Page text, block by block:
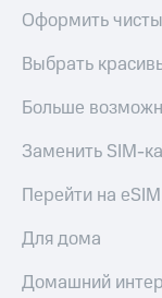
Оформить
Выбрать
Больше
Заменить SIM-
Перейти на eSIM
Для дома
Домашний